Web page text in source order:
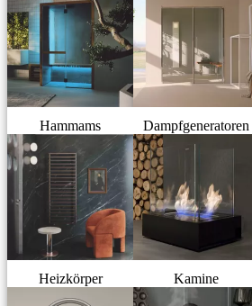
Hammams Dampfgeneratoren
Heizkörper Kamine